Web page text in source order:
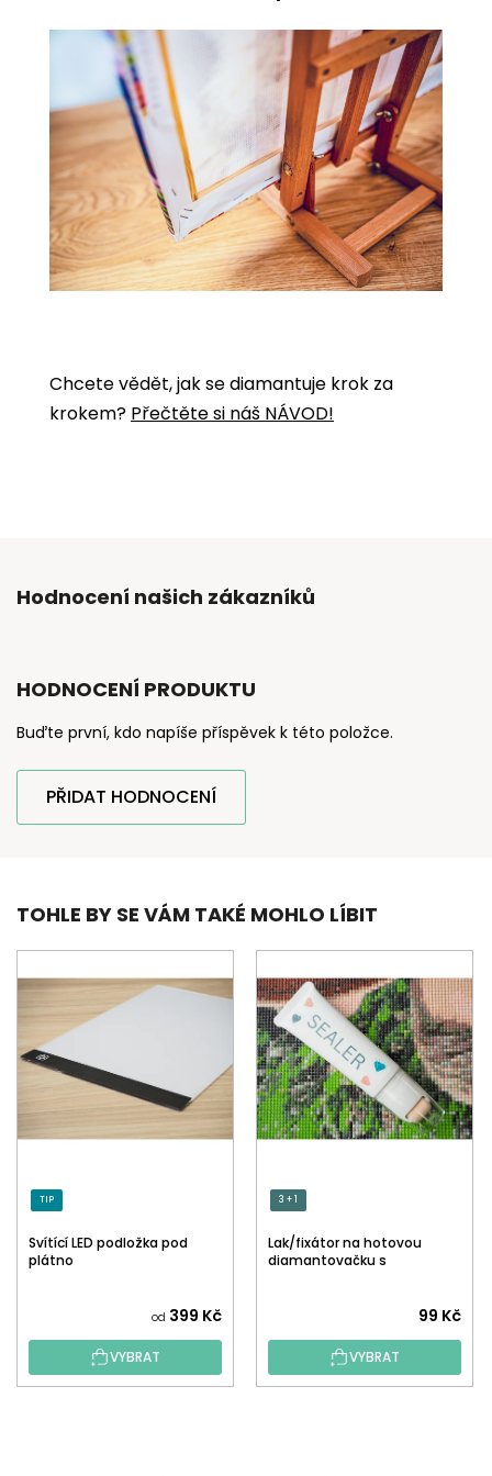
Chcete vědět, jak se diamantuje krok za
krokem? Přečtěte si náš NÁVOD!
Hodnocení našich zákazníků
HODNOCENÍ PRODUKTU
Buďte první, kdo napíše příspěvek k této položce.
PŘIDAT HODNOCENÍ
TOHLE BY SE VÁM TAKÉ MOHLO LÍBIT
TIP
Svítící LED podložka pod
plátno
od 399 Kč
VYBRAT
3 + 1
Lak/fixátor na hotovou
diamantovačku s
hodnocení
produktu
je
99 Kč
VYBRAT